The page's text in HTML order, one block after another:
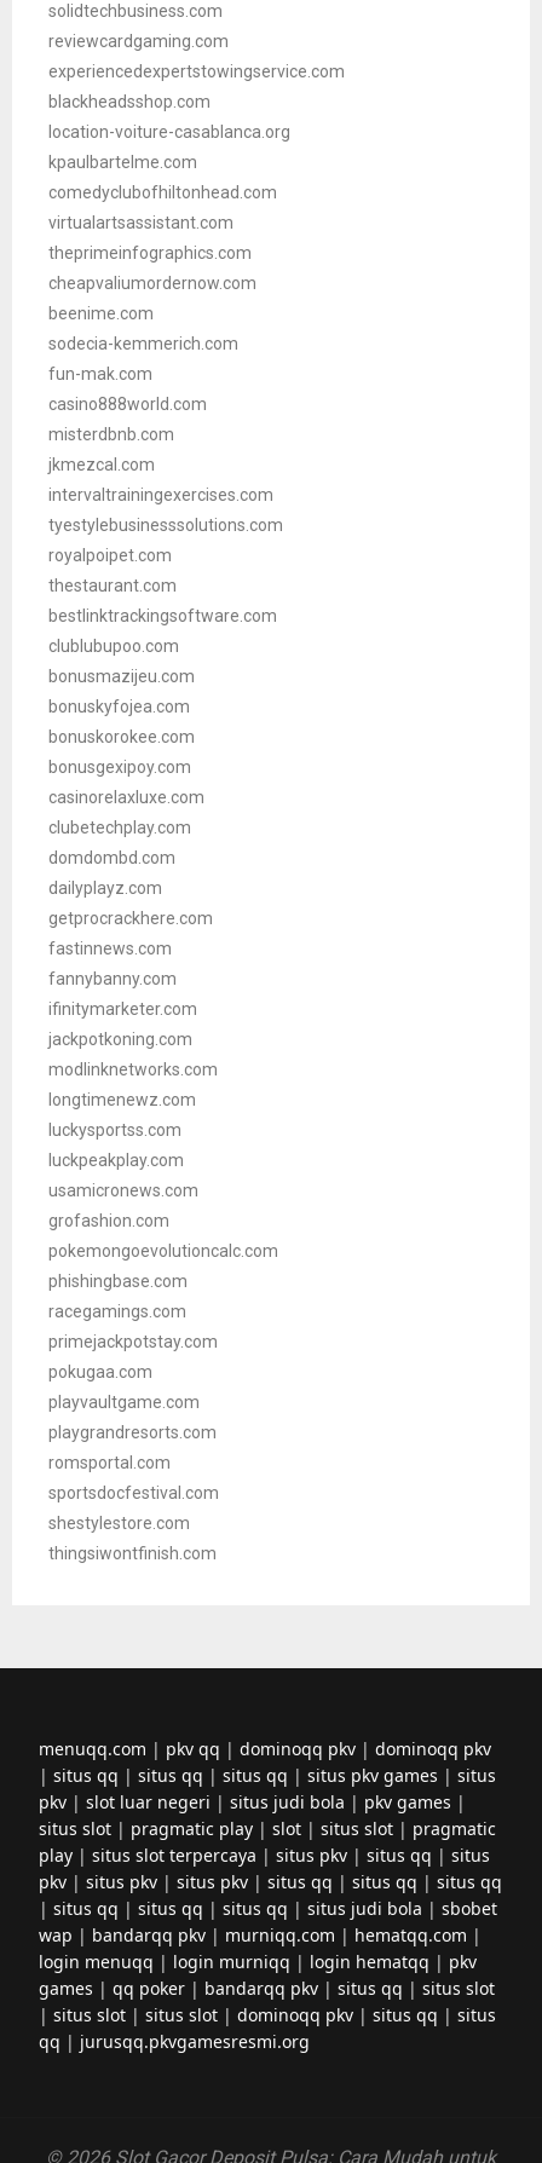
solidtechbusiness.com
reviewcardgaming.com
experiencedexpertstowingservice.com
blackheadsshop.com
location-voiture-casablanca.org
kpaulbartelme.com
comedyclubofhiltonhead.com
virtualartsassistant.com
theprimeinfographics.com
cheapvaliumordernow.com
beenime.com
sodecia-kemmerich.com
fun-mak.com
casino888world.com
misterdbnb.com
jkmezcal.com
intervaltrainingexercises.com
tyestylebusinesssolutions.com
royalpoipet.com
thestaurant.com
bestlinktrackingsoftware.com
clublubupoo.com
bonusmazijeu.com
bonuskyfojea.com
bonuskorokee.com
bonusgexipoy.com
casinorelaxluxe.com
clubetechplay.com
domdombd.com
dailyplayz.com
getprocrackhere.com
fastinnews.com
fannybanny.com
ifinitymarketer.com
jackpotkoning.com
modlinknetworks.com
longtimenewz.com
luckysportss.com
luckpeakplay.com
usamicronews.com
grofashion.com
pokemongoevolutioncalc.com
phishingbase.com
racegamings.com
primejackpotstay.com
pokugaa.com
playvaultgame.com
playgrandresorts.com
romsportal.com
sportsdocfestival.com
shestylestore.com
thingsiwontfinish.com
menuqq.com | pkv qq |dominoqq pkv |dominoqq pkv
|situs qq |situs qq |situs qq |situs pkv games |situs
pkv |slot luar negeri |situs judi bola | pkv games |
situs slot | pragmatic play |slot |situs slot | pragmatic
play |situs slot terpercaya |situs pkv |situs qq |situs
pkv |situs pkv |situs pkv |situs qq |situs qq |situs qq
|situs qq |situs qq |situs qq |situs judi bola |sbobet
wap | bandarqq pkv | murniqq.com | hematqq.com |
login menuqq | login murniqq | login hematqq | pkv
games |qq poker | bandarqq pkv |situs qq |situs slot
|situs slot |situs slot |dominoqq pkv |situs qq |situs
qq | jurusqq.pkvgamesresmi.org
© 2026 Slot Gacor Deposit Pulsa: Cara Mudah untuk